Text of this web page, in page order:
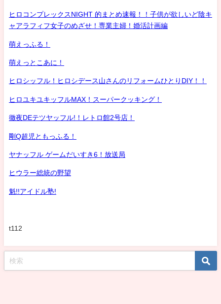
ヒロコンプレックスNIGHT 的まとめ速報！！子供が欲しいど陰キ
ャアラフィフ女子のめざせ！専業主婦！婚活計画編
萌えっふる！
萌えっとこあに！
ヒロシッフル！ヒロシデース山さんのリフォームひとりDIY！！
ヒロユキユキッフルMAX！スーパークッキング！
徹夜DEテツヤッフル!！レトロ館2号店！
剛Q超児ともっふる！
ヤナッフル ゲームだいすき6！放送局
ヒウラー総統の野望
魁!!アイドル塾!
t112